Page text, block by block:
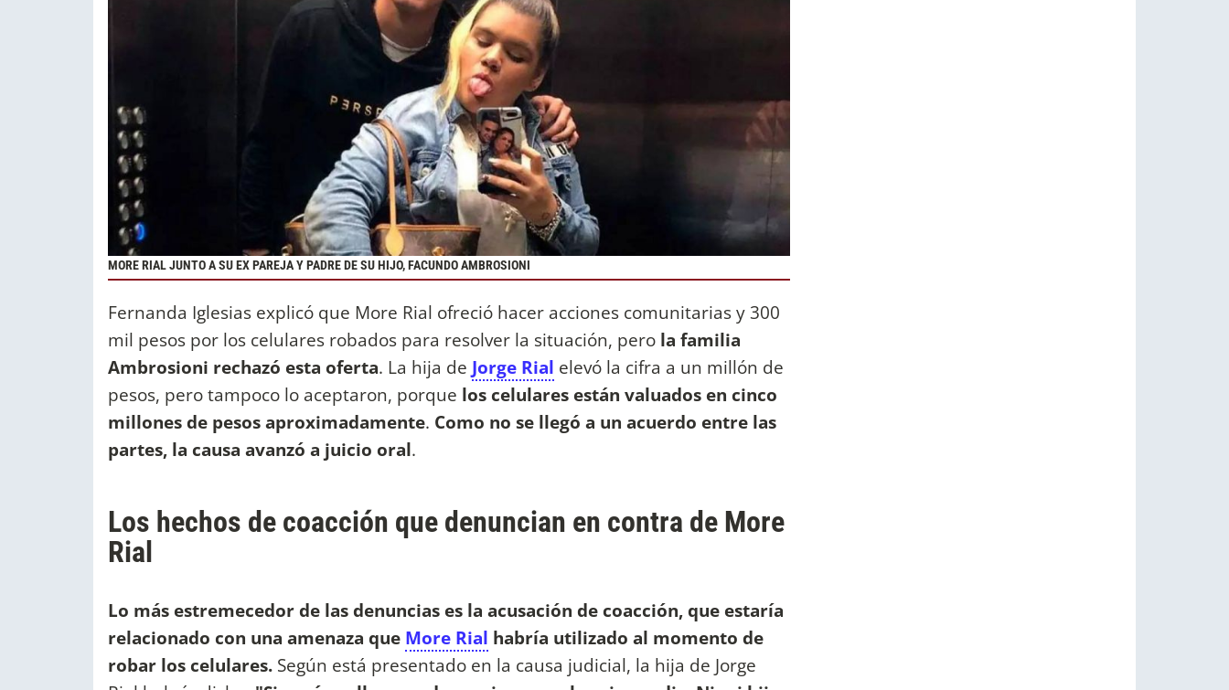
MORE RIAL JUNTO A SU EX PAREJA Y PADRE DE SU HIJO, FACUNDO AMBROSIONI
Fernanda Iglesias explicó que More Rial ofreció hacer acciones comunitarias y 300
mil pesos por los celulares robados para resolver la situación, pero la familia
Ambrosioni rechazó esta oferta. La hija de Jorge Rial elevó la cifra a un millón de
pesos, pero tampoco lo aceptaron, porque los celulares están valuados en cinco
millones de pesos aproximadamente. Como no se llegó a un acuerdo entre las
partes, la causa avanzó a juicio oral.
Los hechos de coacción que denuncian en contra de More
Rial
Lo más estremecedor de las denuncias es la acusación de coacción, que estaría
relacionado con una amenaza que More Rial habría utilizado al momento de
robar los celulares. Según está presentado en la causa judicial, la hija de Jorge